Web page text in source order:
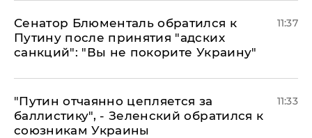
Сенатор Блюменталь обратился к
Путину после принятия "адских
санкций": "Вы не покорите Украину"
11:37
"Путин отчаянно цепляется за
баллистику", - Зеленский обратился к
союзникам Украины
11:33